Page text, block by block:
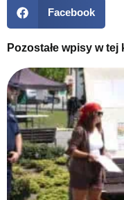
Facebook
Pozostałe wpisy w tej